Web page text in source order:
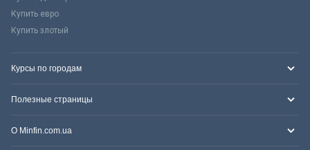
Купить евро
Купить злотый
Курсы по городам
Полезные страницы
О Minfin.com.ua